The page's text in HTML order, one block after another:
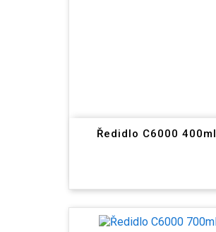
Ředidlo C6000 400ml